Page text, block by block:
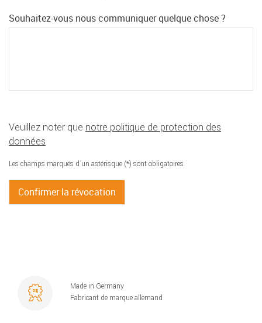
Souhaitez-vous nous communiquer quelque chose ?
Veuillez noter que notre politique de protection des
données
Les champs marqués d´un astérisque (*) sont obligatoires
Made in Germany
Fabricant de marque allemand